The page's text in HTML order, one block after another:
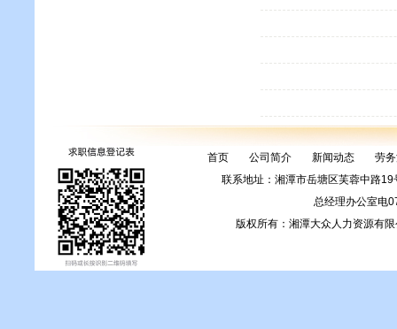
首页 公司简介 新闻动态
劳
联系地址：湘潭市岳塘区芙蓉中
总经理办公室
版权所有：湘潭大众人力资源